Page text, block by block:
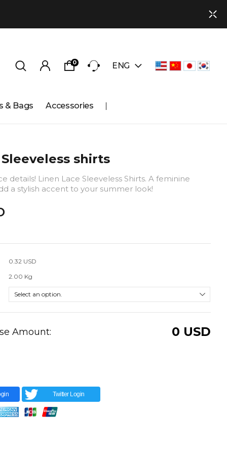
0 ENG
& Bags Accessories
Sleeveless shirts
details! Linen Lace Sleeveless Shirts. A feminine
a stylish accent to your summer look!
0.32 USD
2.00 Kg
Amount: 0 USD
Twitter Login